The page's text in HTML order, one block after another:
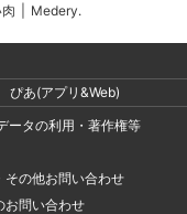
Medery.
ぴあ(アプリ&Web)
ータの利用・著作権等
その他お問い合わせ
お問い合わせ